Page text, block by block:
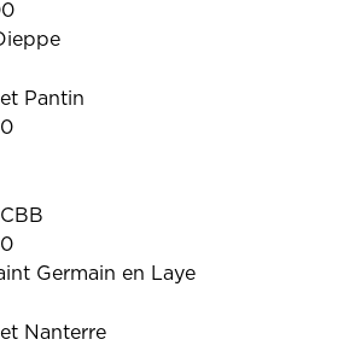
Pantin
Germain en Laye
Nanterre